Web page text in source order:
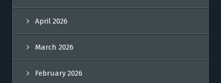
April 2026
March 2026
February 2026